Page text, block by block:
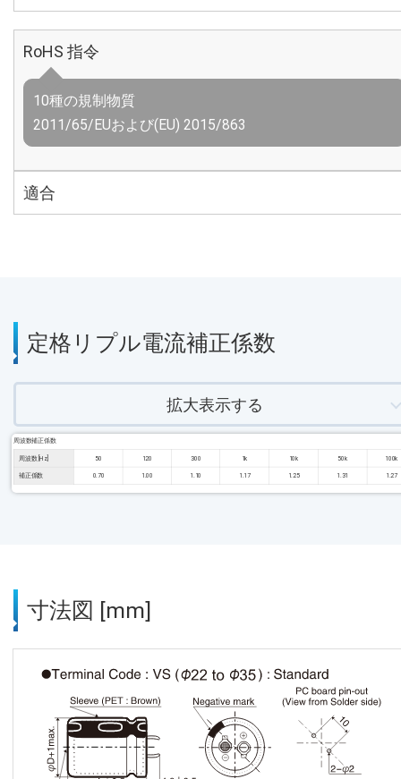
RoHS 指令
10種の規制物質
2011/65/EUおよび(EU) 2015/863
適合
定格リプル電流補正係数
拡大表示する
周波数補正係数
周波数 [Hz] 50 120 300 1k 10k 50k 100k
補正係数 0.70 1.00 1.10 1.17 1.25 1.31 1.27
寸法図 [mm]